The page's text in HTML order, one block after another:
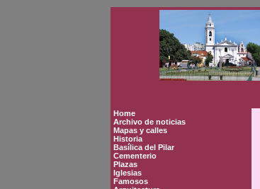
Home
Archivo de noticias
Mapas y calles
Historia
Basílica del Pilar
Cementerio
Plazas
Iglesias
Famosos